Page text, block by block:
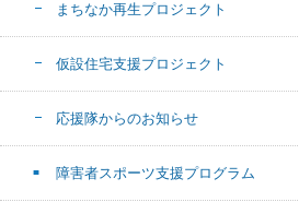
まちなか再生プロジェクト
仮設住宅支援プロジェクト
応援隊からのお知らせ
障害者スポーツ支援プログラム